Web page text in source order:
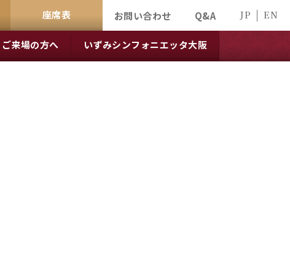
座席表 お問い合わせ Q&A JP EN
ご来場の方へ いずみシンフォニエッタ大阪